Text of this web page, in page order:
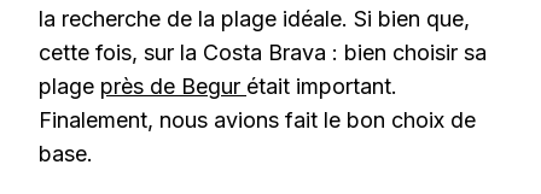
la recherche de la plage idéale. Si bien que,
cette fois, sur la Costa Brava : bien choisir sa
plage près de Begur était important.
Finalement, nous avions fait le bon choix de
base.